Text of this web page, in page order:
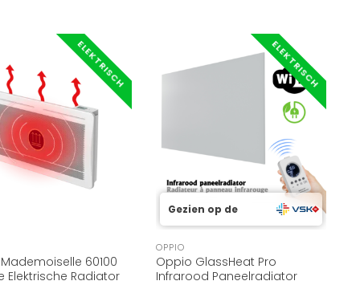
ELEKTRISCH
60100
Elektrische Radiator
ELEKTRISCH
Gezien op de
OPPIO
Oppio GlassHeat Pro
Infrarood Paneelradiator